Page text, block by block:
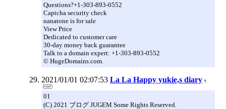
Questions?+1-303-893-0552
Captcha security check
nanatone is for sale
View Price
Dedicated to customer care
30-day money back guarantee
Talk to a domain expert: +1-303-893-0552
© HugeDomains.com.
2021/01/01 02:07:53 La La Happy yukie,s diary
01
(C) 2021 ブログ JUGEM Some Rights Reserved.